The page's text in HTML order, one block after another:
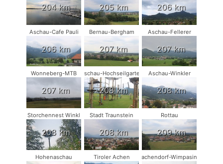
204 km 205 km 206 km
Aschau-Cafe Pauli
206 km
Bernau-Bergham
207 km
Aschau-Fellerer
207 km
Wonneberg-MTB
207 km
Aschau-Hochseilgarten
208 km
Aschau-Winkler
208 km
Storchennest Winkl
208 km
Stadt Traunstein
208 km
Rottau
209 km
Hohenaschau Tiroler Achen Vachendorf-Wimpasing